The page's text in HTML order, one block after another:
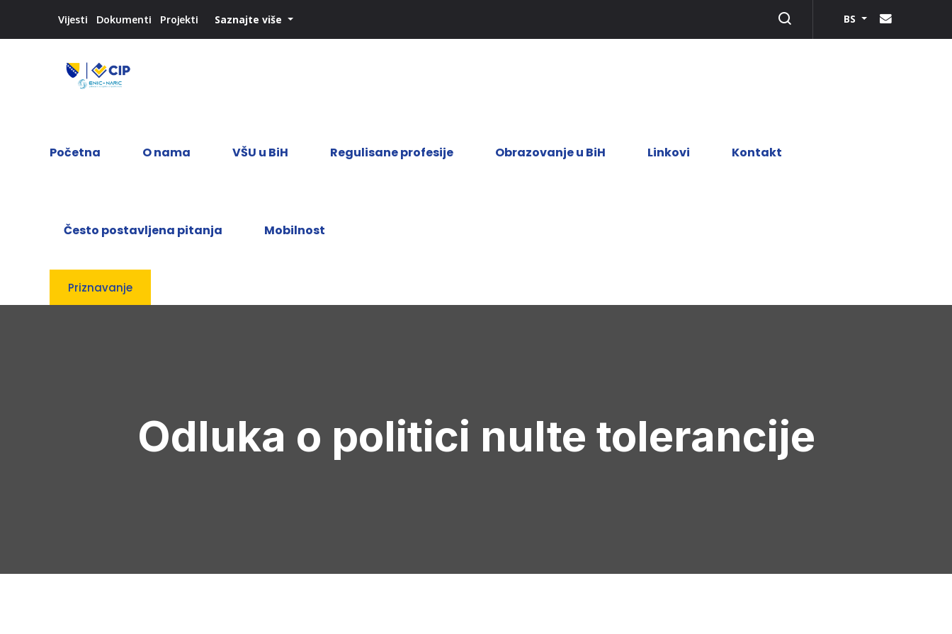
Vijesti Dokumenti Projekti Saznajte više BS
Početna O nama VŠU u BiH Regulisane profesije Obrazovanje u BiH Linkovi Kontakt
Često postavljena pitanja Mobilnost
Priznavanje
Odluka o politici nulte tolerancije